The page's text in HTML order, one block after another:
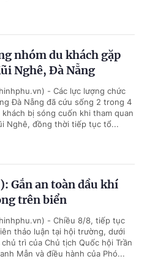
nhóm du khách gặp
Nghê, Đà Nẵng
- Các lực lượng chức
Đà Nẵng đã cứu sống 2 trong 4
khách bị sóng cuốn khi tham quan
Nghê, đồng thời tiếp tục tổ...
Gắn an toàn dầu khí
trên biển
- Chiều 8/8, tiếp tục
thảo luận tại hội trường, dưới
chủ trì của Chủ tịch Quốc hội Trần
Mẫn và điều hành của Phó...